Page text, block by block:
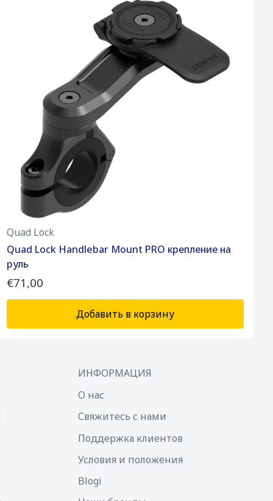
Quad Lock
Quad Lock Handlebar Mount PRO крепление на
руль
€71,00
Добавить в корзину
ИНФОРМАЦИЯ
О нас
Свяжитесь с нами
Поддержка клиентов
Условия и положения
Blogi